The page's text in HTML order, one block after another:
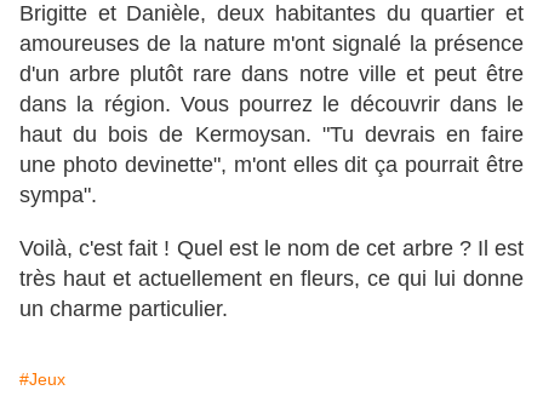
Brigitte et Danièle, deux habitantes du quartier et
amoureuses de la nature m'ont signalé la présence
d'un arbre plutôt rare dans notre ville et peut être
dans la région. Vous pourrez le découvrir dans le
haut du bois de Kermoysan. "Tu devrais en faire
une photo devinette", m'ont elles dit ça pourrait être
sympa".
Voilà, c'est fait ! Quel est le nom de cet arbre ? Il est
très haut et actuellement en fleurs, ce qui lui donne
un charme particulier.
#Jeux